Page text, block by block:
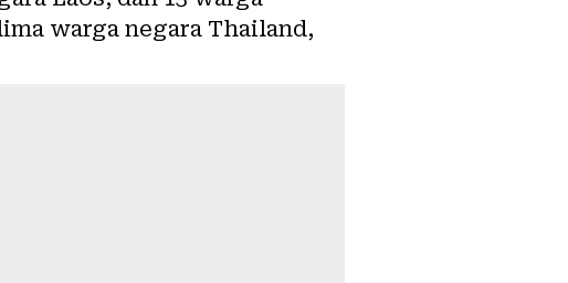
warga negara Thailand,